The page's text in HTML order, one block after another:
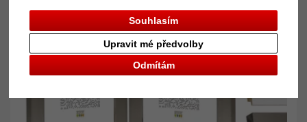
Souhlasím
Odmítám
Upravit mé předvolby